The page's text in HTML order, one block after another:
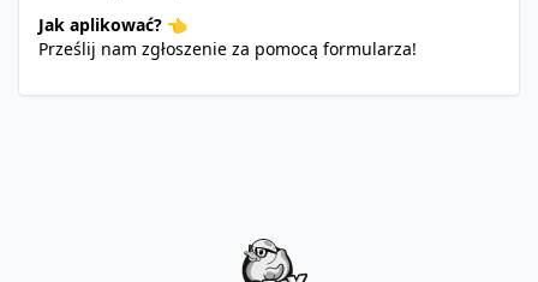
Jak aplikować? 👈
Prześlij nam zgłoszenie za pomocą formularza!